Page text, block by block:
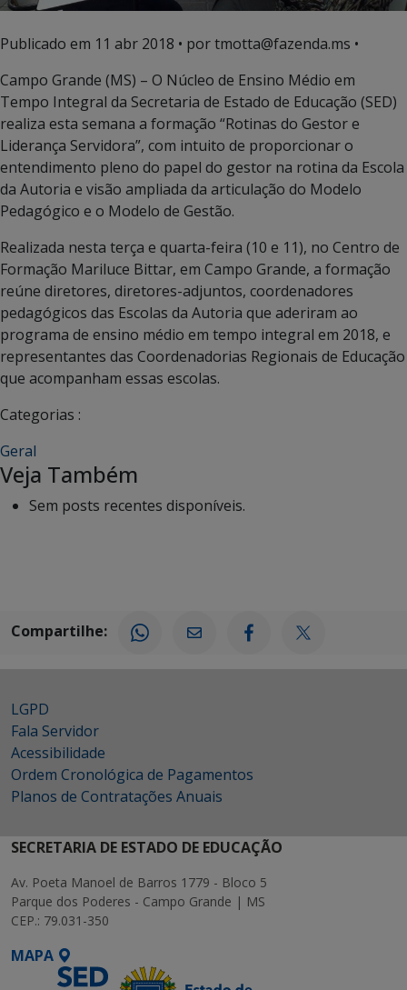
Publicado em 11 abr 2018 • por tmotta@fazenda.ms •
Campo Grande (MS) – O Núcleo de Ensino Médio em
Tempo Integral da Secretaria de Estado de Educação (SED)
realiza esta semana a formação “Rotinas do Gestor e
Liderança Servidora”, com intuito de proporcionar o
entendimento pleno do papel do gestor na rotina da Escola
da Autoria e visão ampliada da articulação do Modelo
Pedagógico e o Modelo de Gestão.
Realizada nesta terça e quarta-feira (10 e 11), no Centro de
Formação Mariluce Bittar, em Campo Grande, a formação
reúne diretores, diretores-adjuntos, coordenadores
pedagógicos das Escolas da Autoria que aderiram ao
programa de ensino médio em tempo integral em 2018, e
representantes das Coordenadorias Regionais de Educação
que acompanham essas escolas.
Categorias :
Geral
Veja Também
Sem posts recentes disponíveis.
Compartilhe:
LGPD
Fala Servidor
Acessibilidade
Ordem Cronológica de Pagamentos
Planos de Contratações Anuais
SECRETARIA DE ESTADO DE EDUCAÇÃO
Av. Poeta Manoel de Barros 1779 - Bloco 5
Parque dos Poderes - Campo Grande | MS
CEP.: 79.031-350
MAPA